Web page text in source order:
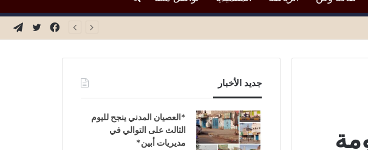
تويتر
فيسبوك
جديد الأخبار
*العصيان المدني ينجح لليوم
الثالث على التوالي في
مديريات أبين*